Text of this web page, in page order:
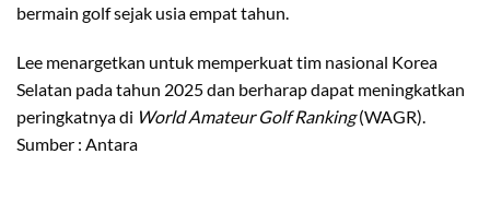
bermain golf sejak usia empat tahun.
Lee menargetkan untuk memperkuat tim nasional Korea
Selatan pada tahun 2025 dan berharap dapat meningkatkan
peringkatnya di World Amateur Golf Ranking(WAGR).
Sumber : Antara